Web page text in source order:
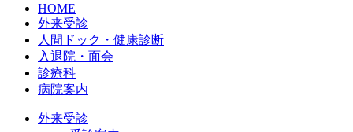
HOME
外来受診
人間ドック・健康診断
入退院・面会
診療科
病院案内
外来受診